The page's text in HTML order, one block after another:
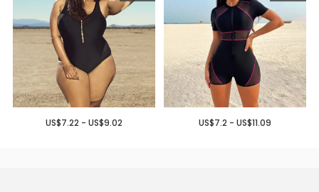
US$7.22 - US$9.02 US$7.2 - US$11.09